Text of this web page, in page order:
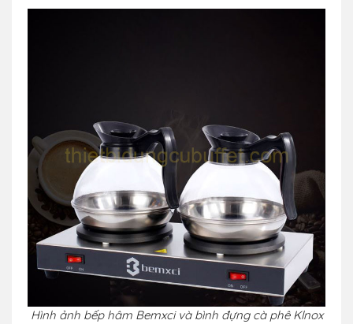
Hình ảnh bếp hâm Bemxci và bình đựng cà phê Klnox